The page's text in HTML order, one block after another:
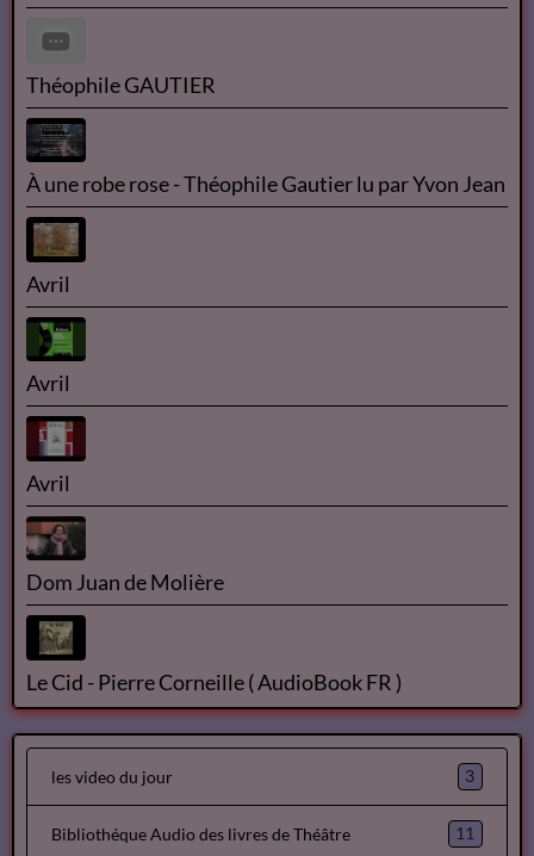
Théophile GAUTIER
À une robe rose - Théophile Gautier lu par Yvon Jean
Avril
Avril
Avril
Dom Juan de Molière
Le Cid - Pierre Corneille ( AudioBook FR )
les video du jour 3
Bibliothéque Audio des livres de Théâtre 11